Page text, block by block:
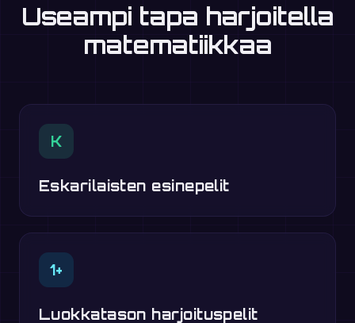
Useampi tapa harjoitella
matematiikkaa
K
Eskarilaisten esinepelit
1+
Luokkatason harjoituspelit